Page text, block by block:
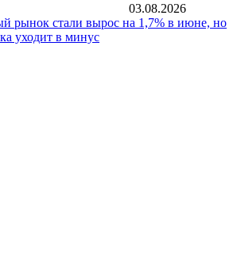
03.08.2026
рынок стали вырос на 1,7% в июне, но
уходит в минус